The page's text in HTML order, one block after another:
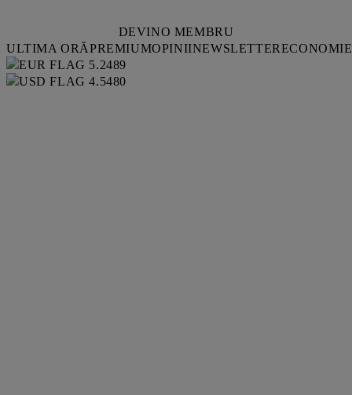
DEVINO MEMBRU
ULTIMA ORĂPREMIUMOPINIINEWSLETTERECONOMIE
5.2489
4.5480